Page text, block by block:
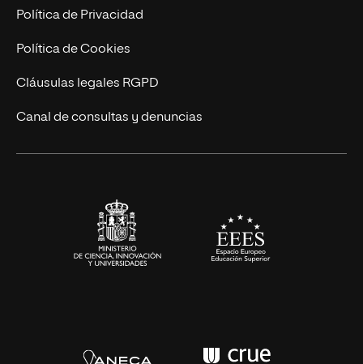
Postgrados
Cursos Universitarios
Trabaja en UNIR
Actualidad
UNIR Revista
Eventos
Política de Privacidad
Política de Cookies
Cláusulas legales RGPD
Canal de consultas y denuncias